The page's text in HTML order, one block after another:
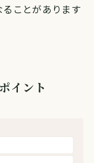
ことがあります
イント